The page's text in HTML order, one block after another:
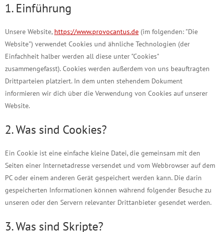
1. Einführung
Unsere Website, https://www.provocantus.de (im folgenden: "Die
Website") verwendet Cookies und ähnliche Technologien (der
Einfachheit halber werden all diese unter "Cookies"
zusammengefasst). Cookies werden außerdem von uns beauftragten
Drittparteien platziert. In dem unten stehendem Dokument
informieren wir dich über die Verwendung von Cookies auf unserer
Website.
2. Was sind Cookies?
Ein Cookie ist eine einfache kleine Datei, die gemeinsam mit den
Seiten einer Internetadresse versendet und vom Webbrowser auf dem
PC oder einem anderen Gerät gespeichert werden kann. Die darin
gespeicherten Informationen können während folgender Besuche zu
unseren oder den Servern relevanter Drittanbieter gesendet werden.
3. Was sind Skripte?